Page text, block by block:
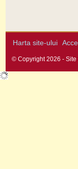
Harta site-ului
© Copyright 2026 -